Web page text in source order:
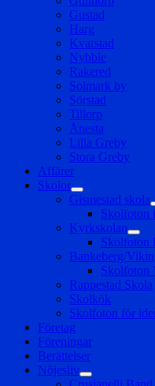
Gustad
Harg
Kvarstad
Nybble
Rakered
Solmark by
Sörstad
Tillorp
Ånesta
Lilla Greby
Stora Greby
Affärer
Skolor
expandera
undermeny
Gismestad skola
Skolfoton
Kyrkskolan
Skolfoton
Bankeberg/
Skolfoton
Rappestad Skola
Skolkök
Skolfoton för
Företag
Föreningar
Berättelser
Nöjesliv
expandera